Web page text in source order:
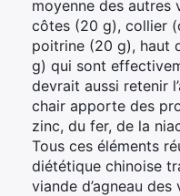
moyenne des autres
côtes (20 g), collier
poitrine (20 g), haut
g) qui sont
devrait aussi retenir
chair apporte des
zinc, du fer, de la
Tous ces éléments
diététique chinoise
viande d’agneau